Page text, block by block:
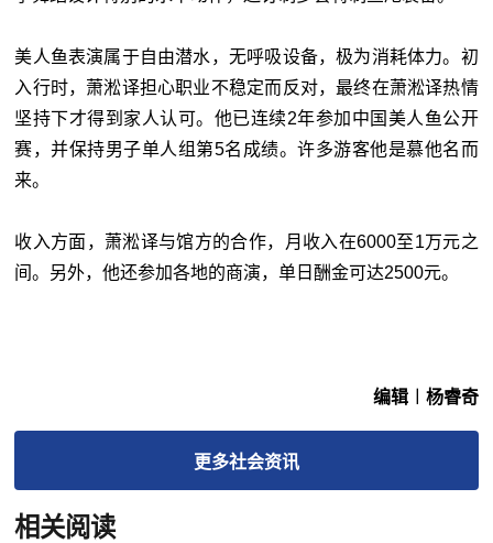
美人鱼表演属于自由潜水，无呼吸设备，极为消耗体力。初
入行时，萧淞译担心职业不稳定而反对，最终在萧淞译热情
坚持下才得到家人认可。他已连续2年参加中国美人鱼公开
赛，并保持男子单人组第5名成绩。许多游客他是慕他名而
来。
收入方面，萧淞译与馆方的合作，月收入在6000至1万元之
间。另外，他还参加各地的商演，单日酬金可达2500元。
编辑︱杨睿奇
更多社会资讯
相关阅读